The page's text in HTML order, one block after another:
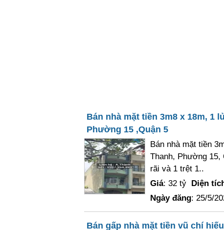
Bán nhà mặt tiền 3m8 x 18m, 1
Phường 15 ,Quận 5
Bán nhà mặt tiền
Thanh, Phường 15,
rãi và 1 trệt 1..
Giá: 32 tỷ Diện
Ngày đăng: 25/5/
Bán gấp nhà mặt tiền vũ chí